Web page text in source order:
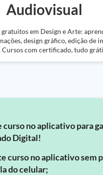
Audiovisual
em Design e Arte:
design gráfico, edição de
Cursos com certificado, tudo
curso no aplicativo para
Digital!
curso no aplicativo sem
do celular;